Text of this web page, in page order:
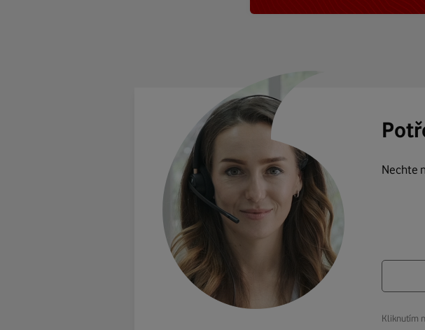
Nechte
Kliknutím